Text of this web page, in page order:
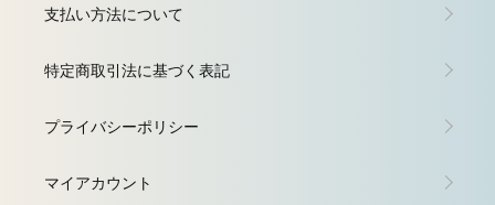
支払い方法について
特定商取引法に基づく表記
プライバシーポリシー
マイアカウント